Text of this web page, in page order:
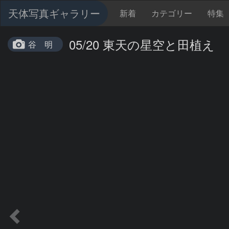
天体写真ギャラリー 新着 カテゴリー 特集
谷 明 05/20 東天の星空と田植え